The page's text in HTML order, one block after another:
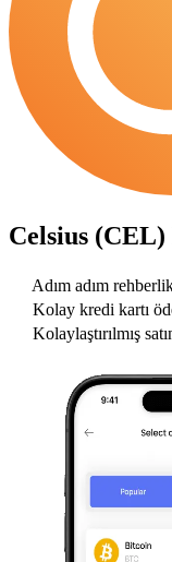
Celsius (CEL)
Adım adım
Kolay kredi kartı
Kolaylaştırılmış